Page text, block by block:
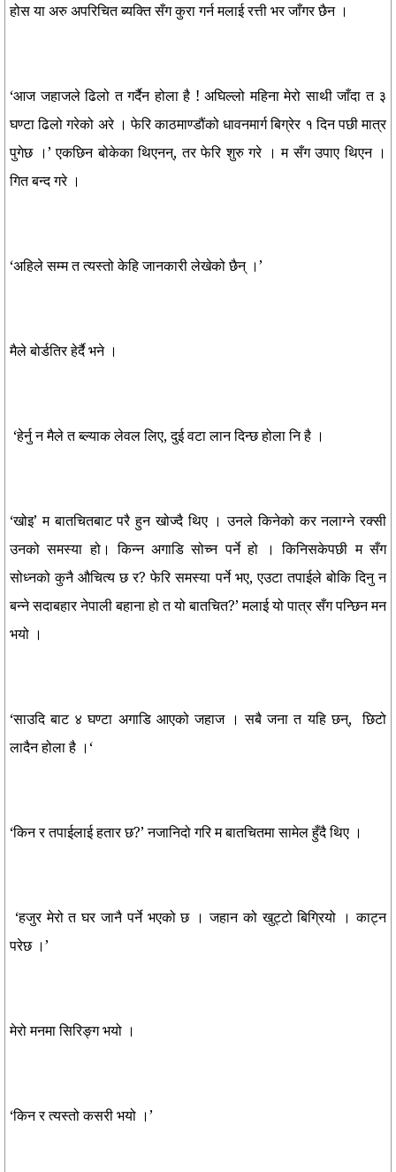
होस या अरु अपरिचित ब्यक्ति सँग कुरा गर्न मलाई रत्ती भर जाँगर छैन ।
‘आज जहाजले ढिलो त गर्दैन होला है ! अघिल्लो महिना मेरो साथी जाँदा त ३
घण्टा ढिलो गरेको अरे । फेरि काठमाण्डौंको धावनमार्ग बिग्रेर १ दिन पछी मात्र
पुगेछ ।’ एकछिन बोकेका थिएनन्, तर फेरि शुरु गरे । म सँग उपाए थिएन ।
गित बन्द गरे ।
‘अहिले सम्म त त्यस्तो केहि जानकारी लेखेको छैन् ।’
मैले बोर्डतिर हेर्दै भने ।
‘हेर्नु न मैले त ब्ल्याक लेवल लिए, दुई वटा लान दिन्छ होला नि है ।
‘खोइ’ म बातचितबाट परै हुन खोज्दै थिए । उनले किनेको कर नलाग्ने रक्सी
उनको समस्या हो। किन्न अगाडि सोच्न पर्ने हो । किनिसकेपछी म सँग
सोध्नको कुनै औचित्य छ र? फेरि समस्या पर्ने भए, एउटा तपाईले बोकि दिनु न
बन्ने सदाबहार नेपाली बहाना हो त यो बातचित?’ मलाई यो पात्र सँग पन्छिन मन
भयो ।
‘साउदि बाट ४ घण्टा अगाडि आएको जहाज । सबै जना त यहि छन्, छिटो
लादैन होला है ।‘
‘किन र तपाईलाई हतार छ?’ नजानिदो गरि म बातचितमा सामेल हुँदै थिए ।
‘हजुर मेरो त घर जानै पर्ने भएको छ । जहान को खुट्टो बिग्रियो । काट्न
परेछ ।’
मेरो मनमा सिरिङ्ग भयो ।
‘किन र त्यस्तो कसरी भयो ।’